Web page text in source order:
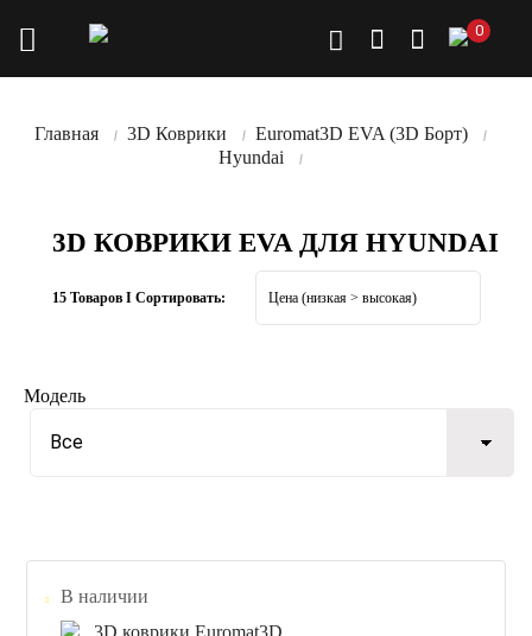
0
Главная 3D Коврики
Euromat3D EVA (3D Борт)
Hyundai
3D КОВРИКИ EVA ДЛЯ HYUNDAI
15 Товаров I Сортировать:
Модель
Все
В наличии